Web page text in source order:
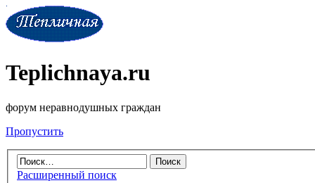
Teplichnaya.ru
форум неравнодушных граждан
Пропустить
Расширенный поиск